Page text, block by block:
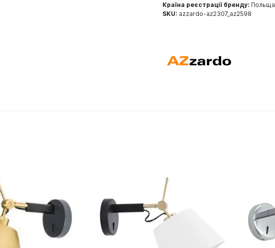
Країна реєстрації бренду: Польща
SKU: azzardo-az2307_az2598